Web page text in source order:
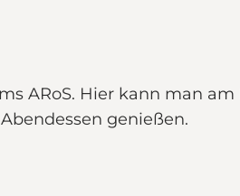
ARoS. Hier kann man
genießen.